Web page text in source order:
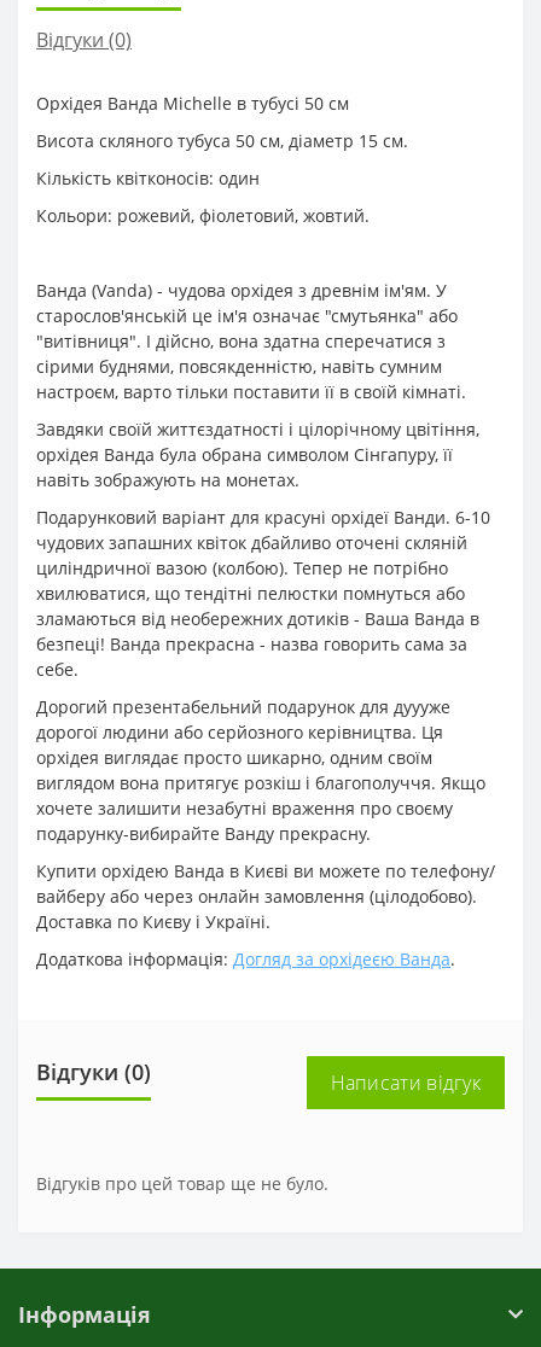
Відгуки (0)
Орхідея Ванда Michelle в тубусі 50 см
Висота скляного тубуса 50 см, діаметр 15 см.
Кількість квітконосів: один
Кольори: рожевий, фіолетовий, жовтий.
Ванда (Vanda) - чудова орхідея з древнім ім'ям. У
старослов'янській це ім'я означає "смутьянка" або
"витівниця". І дійсно, вона здатна сперечатися з
сірими буднями, повсякденністю, навіть сумним
настроєм, варто тільки поставити її в своїй кімнаті.
Завдяки своїй життєздатності і цілорічному цвітіння,
орхідея Ванда була обрана символом Сінгапуру, її
навіть зображують на монетах.
Подарунковий варіант для красуні орхідеї Ванди. 6-10
чудових запашних квіток дбайливо оточені скляній
циліндричної вазою (колбою). Тепер не потрібно
хвилюватися, що тендітні пелюстки помнуться або
зламаються від необережних дотиків - Ваша Ванда в
безпеці! Ванда прекрасна - назва говорить сама за
себе.
Дорогий презентабельний подарунок для дуууже
дорогої людини або серйозного керівництва. Ця
орхідея виглядає просто шикарно, одним своїм
виглядом вона притягує розкіш і благополуччя. Якщо
хочете залишити незабутні враження про своєму
подарунку-вибирайте Ванду прекрасну.
Купити орхідею Ванда в Києві ви можете по телефону/
вайберу або через онлайн замовлення (цілодобово).
Доставка по Києву і Україні.
Додаткова інформація: Догляд за орхідеєю Ванда.
Відгуки (0) Написати відгук
Відгуків про цей товар ще не було.
Інформація